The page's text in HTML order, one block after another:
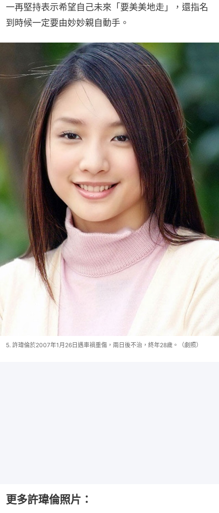
一再堅持表示希望自己未來「要美美地走」，還指名
到時候一定要由妙妙親自動手。
5. 許瑋倫於2007年1月26日遇車禍重傷，兩日後不治，終年28歲。（劇照）
更多許瑋倫照片：